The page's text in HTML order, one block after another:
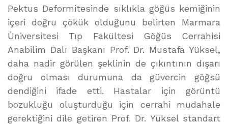
Pektus Deformitesinde sıklıkla göğüs kemiğinin
içeri doğru çökük olduğunu belirten Marmara
Üniversitesi Tıp Fakültesi Göğüs Cerrahisi
Anabilim Dalı Başkanı Prof. Dr. Mustafa Yüksel,
daha nadir görülen şeklinin de çıkıntının dışarı
doğru olması durumuna da güvercin göğsü
dendiğini ifade etti. Hastalar için görüntü
bozukluğu oluşturduğu için cerrahi müdahale
gerektiğini dile getiren Prof. Dr. Yüksel standart